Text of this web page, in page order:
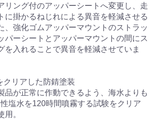
リング付のアッパーシートへ変更し、走
に掛かるねじれによる異音を軽減させる
、強化ゴムアッパーマウントのストラッ
パーシートとアッパーマウントの間にス
を入れることで異音を軽減させていま
クリアした防錆塗装
品が正常に作動できるよう、海水よりも
塩水を120時間噴霧する試験をクリア
用。